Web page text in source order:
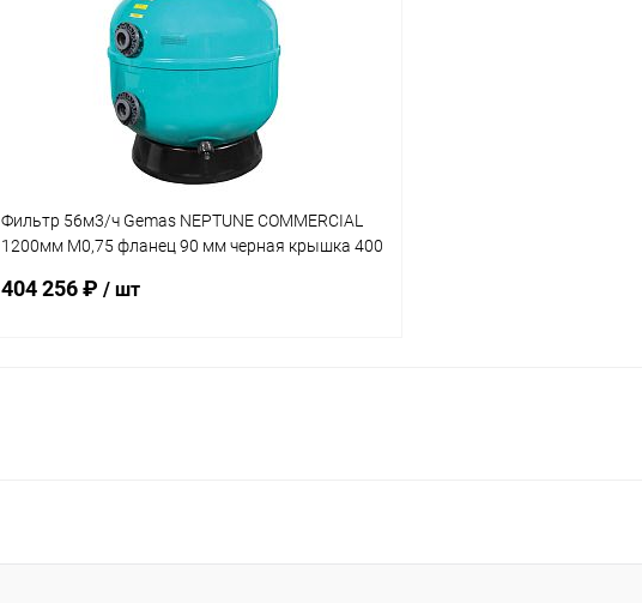
В избранное
К сравнению В наличии
Фильтр 56м3/ч Gemas NEPTUNE COMMERCIAL
1200мм М0,75 фланец 90 мм черная крышка 400
404 256 ₽ / шт